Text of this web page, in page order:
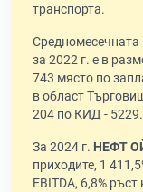
транспорта.
Средномесечната
за 2022 г. е в
743 място по
в област
204 по КИД - 5229.
За 2024 г. НЕФТ
приходите, 1
EBITDA, 6,8% ръст